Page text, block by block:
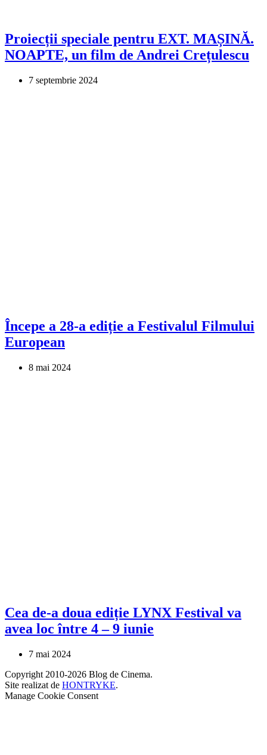
Proiecții speciale pentru EXT. MAȘINĂ.
NOAPTE, un film de Andrei Crețulescu
7 septembrie 2024
Începe a 28-a ediție a Festivalul Filmului
European
8 mai 2024
Cea de-a doua ediție LYNX Festival va
avea loc între 4 – 9 iunie
7 mai 2024
Copyright 2010-2026 Blog de Cinema.
Site realizat de HONTRYKE.
Manage Cookie Consent